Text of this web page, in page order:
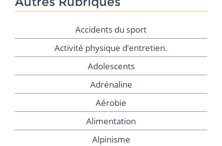
Accidents du sport
Activité physique d’entretien.
Adolescents
Adrénaline
Aérobie
Alimentation
Alpinisme